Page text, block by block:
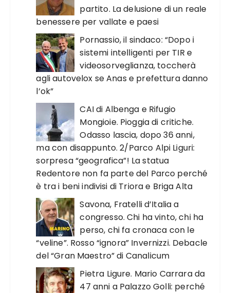
partito. La delusione di un reale
benessere per vallate e paesi
Pornassio, il sindaco: “Dopo i
sistemi intelligenti per TIR e
videosorveglianza, toccherà
agli autovelox se Anas e prefettura danno
l’ok”
CAI di Albenga e Rifugio
Mongioie. Pioggia di critiche.
Odasso lascia, dopo 36 anni,
ma con disappunto. 2/Parco Alpi Liguri:
sorpresa “geografica”! La statua
Redentore non fa parte del Parco perché
è tra i beni indivisi di Triora e Briga Alta
Savona, Fratelli d’Italia a
congresso. Chi ha vinto, chi ha
perso, chi fa cronaca con le
“veline”. Rosso “ignora” Invernizzi. Debacle
del “Gran Maestro” di Canalicum
Pietra Ligure. Mario Carrara da
47 anni a Palazzo Golli: perché